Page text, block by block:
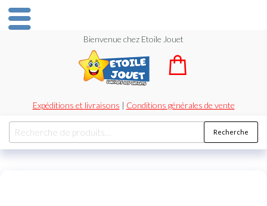
Bienvenue chez Etoile Jouet
Expéditions et livraisons | Conditions générales de vente
Recherche